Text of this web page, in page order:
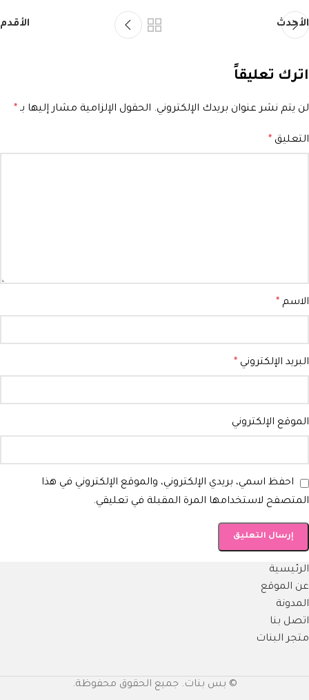
الأحدث الأقدم
اترك تعليقاً
لن يتم نشر عنوان بريدك الإلكتروني. الحقول الإلزامية مشار إليها بـ *
التعليق *
الاسم *
البريد الإلكتروني *
الموقع الإلكتروني
احفظ اسمي، بريدي الإلكتروني، والموقع الإلكتروني في هذا
المتصفح لاستخدامها المرة المقبلة في تعليقي.
Alternative:
الرئيسية
عن الموقع
المدونة
اتصل بنا
متجر البنات
© بس بنات. جميع الحقوق محفوظة.